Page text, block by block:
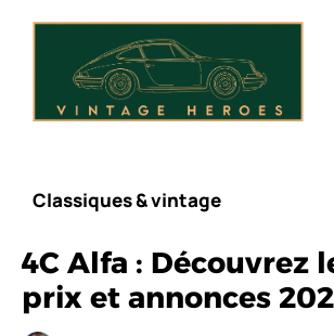
Classiques & vintage
4C Alfa : Découvrez
prix et annonces